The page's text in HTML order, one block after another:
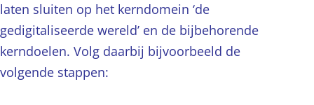
laten sluiten op het kerndomein ‘de
gedigitaliseerde wereld’ en de bijbehorende
kerndoelen. Volg daarbij bijvoorbeeld de
volgende stappen: